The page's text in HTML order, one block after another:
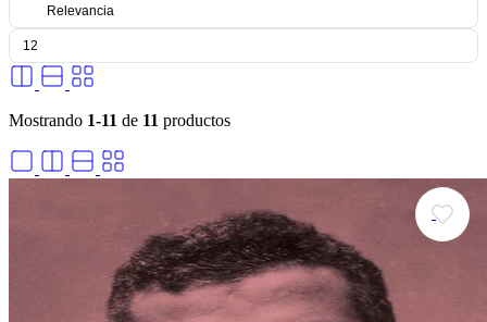
Mostrando 1-11 de 11 productos